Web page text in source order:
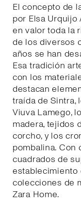
El concepto de
por Elsa
en valor toda la
de los diversos
años se han
Esa tradición
con los
destacan
traída de Sintra,
Viuva Lamego,
madera, tejidos
corcho, y los
pombalina. Con
cuadrados de
establecimiento
colecciones de
Zara Home.